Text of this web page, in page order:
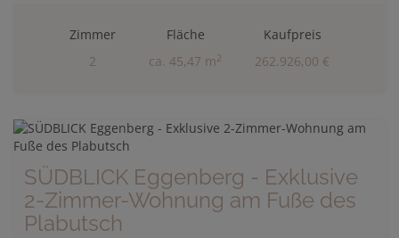
Zimmer
2
Fläche
ca. 45,47 m2
Kaufpreis
262.926,00 €
SÜDBLICK Eggenberg - Exklusive
2-Zimmer-Wohnung am Fuße des
Plabutsch